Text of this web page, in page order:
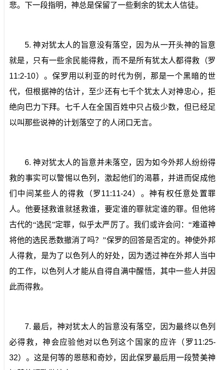
悲。下一段指明，神总是保留了一些剩余的犹太人信徒。
5.神对犹太人的旨意没有落空，因为从一开头神的旨意
就是，只有一些余民能得救，而不是所有犹太人都得救（罗
11:2-10）。 保罗用以利亚的时代为例，那是一个黑暗的世
代，但根据神的估计，至少还有七千个犹太人对神忠心，拒
绝向巴力下拜。七千人在全国百姓中只占极少数，但已经足
以叫那些说神的计划落空了的人闭口无言。
6.神对犹太人的旨意并未落空，因为如今外邦人纷纷得
救的事实可以警惕以色列，激起他们的渴慕，并进而促成他
们中间某些人的得救（罗11:11-24）。神有权任意处置罪
人。他要拯救谁就拯救谁，要定谁的罪就定谁的罪。但他将
古代的“选民”定罪，似乎太严厉了。我们或许会问：“难道神
将他的选民悉数撤消了吗？”保罗的回答是否定的。神使外邦
人得救，是为了以色列人的好处，因为透过神在外邦人当中
的工作，以色列人才能从自得自满中醒悟，其中一些人并因
此而得救。
7.最后，神对犹太人的旨意没有落空，因为最终以色列
必得救，神会应验他对以色列这个国家的应许（罗11:25-
32）。 这是何等的恩慈和奇妙，因此保罗最后用一段赞美神